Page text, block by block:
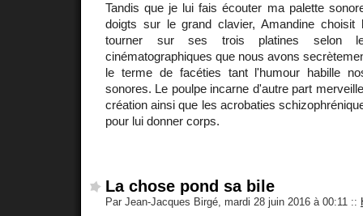
Tandis que je lui fais écouter ma palette
doigts sur le grand clavier, Amandine choisit
tourner sur ses trois platines selon
cinématographiques que nous avons
le terme de facéties tant l'humour habille
sonores. Le poulpe incarne d'autre part
création ainsi que les acrobaties
pour lui donner corps.
La chose pond sa bile
Par Jean-Jacques Birgé, mardi 28 juin 2016 à 00:11 ::